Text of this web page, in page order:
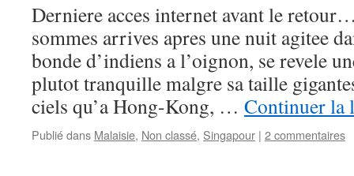
Derniere acces internet avant le
sommes arrives apres une nuit agitee
bonde d’indiens a l’oignon, se revele
plutot tranquille malgre sa taille
ciels qu’a Hong-Kong, … Continuer la
Publié dans Malaisie, Non classé, Singapour | 2 commentaires